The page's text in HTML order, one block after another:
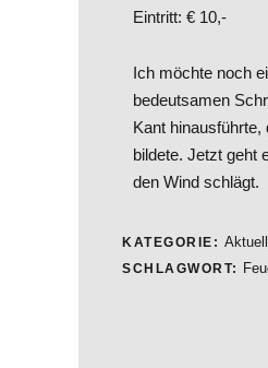
Eintritt: € 10,-
Ich möchte noch
bedeutsamen
Kant
bildete. Jetzt geht
den Wind schlägt.
KATEGORIE: Aktuell
SCHLAGWORT: